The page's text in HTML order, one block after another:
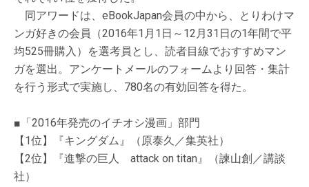
同アワードは、eBookJapan会員の中から、とりわけマ
ンガ好きの会員（2016年1月1日～12月31日の1年間で平
均525冊購入）を選考員とし、読者目線でおすすめマン
ガを選出。アンケートメールのフォームより回答・集計
を行う形式で実施し、780名の有効回答を得た。
■「2016年発売のイチオシ漫画」部門
【1位】『キングダム』（原泰久／集英社）
【2位】『進撃の巨人 attack on titan』（諫山創／講談
社）